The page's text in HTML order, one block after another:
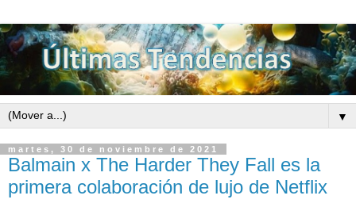
▼
martes, 30 de noviembre de 2021
Balmain x The Harder They Fall es la
primera colaboración de lujo de Netflix